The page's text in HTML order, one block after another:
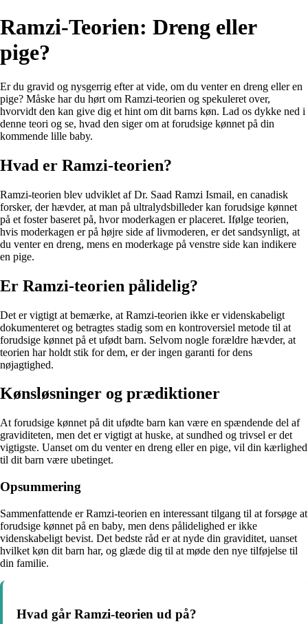
Ramzi-Teorien: Dreng eller
pige?
Er du gravid og nysgerrig efter at vide, om du venter en dreng eller en
pige? Måske har du hørt om Ramzi-teorien og spekuleret over,
hvorvidt den kan give dig et hint om dit barns køn. Lad os dykke ned i
denne teori og se, hvad den siger om at forudsige kønnet på din
kommende lille baby.
Hvad er Ramzi-teorien?
Ramzi-teorien blev udviklet af Dr. Saad Ramzi Ismail, en canadisk
forsker, der hævder, at man på ultralydsbilleder kan forudsige kønnet
på et foster baseret på, hvor moderkagen er placeret. Ifølge teorien,
hvis moderkagen er på højre side af livmoderen, er det sandsynligt, at
du venter en dreng, mens en moderkage på venstre side kan indikere
en pige.
Er Ramzi-teorien pålidelig?
Det er vigtigt at bemærke, at Ramzi-teorien ikke er videnskabeligt
dokumenteret og betragtes stadig som en kontroversiel metode til at
forudsige kønnet på et ufødt barn. Selvom nogle forældre hævder, at
teorien har holdt stik for dem, er der ingen garanti for dens
nøjagtighed.
Kønsløsninger og prædiktioner
At forudsige kønnet på dit ufødte barn kan være en spændende del af
graviditeten, men det er vigtigt at huske, at sundhed og trivsel er det
vigtigste. Uanset om du venter en dreng eller en pige, vil din kærlighed
til dit barn være ubetinget.
Opsummering
Sammenfattende er Ramzi-teorien en interessant tilgang til at forsøge at
forudsige kønnet på en baby, men dens pålidelighed er ikke
videnskabeligt bevist. Det bedste råd er at nyde din graviditet, uanset
hvilket køn dit barn har, og glæde dig til at møde den nye tilføjelse til
din familie.
Hvad går Ramzi-teorien ud på?